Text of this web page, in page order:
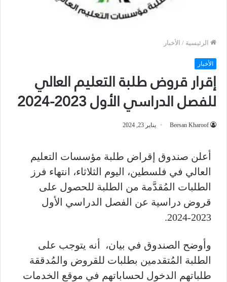
الرئيسية / الأخبار
الأخبار
إقرار قروض طلبة التعليم العالي
للفصل الدراسي الأول 2023-2024
Beesan Kharoof يناير 23, 2024
أعلن صندوق إقراض طلبة مؤسسات التعليم
العالي في فلسطين، اليوم الثلاثاء، انتهاء فرز
الطلبات المُقدَّمة من الطلبة للحصول على
قروض دراسية عن الفصل الدراسي الأول
2023-2024
.
وأوضح الصندوق في بيان، أنه يتوجب على
الطلبة المُتقدمين بطلبات للقروض والمُدققة
طلباتهم الدخول لحساباتهم في موقع الخدمات